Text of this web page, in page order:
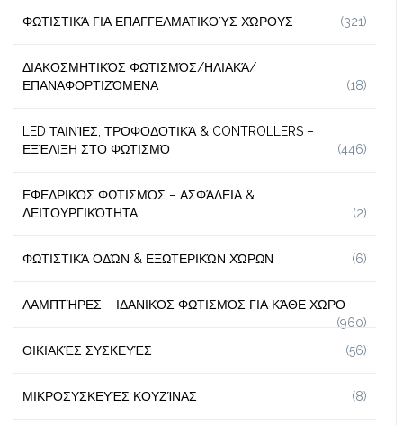
ΦΩΤΙΣΤΙΚΆ ΓΙΑ ΕΠΑΓΓΕΛΜΑΤΙΚΟΎΣ ΧΏΡΟΥΣ (321)
ΔΙΑΚΟΣΜΗΤΙΚΌΣ ΦΩΤΙΣΜΌΣ/ΗΛΙΑΚΆ/
ΕΠΑΝΑΦΟΡΤΙΖΌΜΕΝΑ
(18)
LED ΤΑΙΝΊΕΣ, ΤΡΟΦΟΔΟΤΙΚΆ & CONTROLLERS –
ΕΞΈΛΙΞΗ ΣΤΟ ΦΩΤΙΣΜΌ
(446)
ΕΦΕΔΡΙΚΌΣ ΦΩΤΙΣΜΌΣ – ΑΣΦΆΛΕΙΑ &
ΛΕΙΤΟΥΡΓΙΚΌΤΗΤΑ
(2)
ΦΩΤΙΣΤΙΚΆ ΟΔΏΝ & ΕΞΩΤΕΡΙΚΏΝ ΧΏΡΩΝ (6)
ΛΑΜΠΤΉΡΕΣ – ΙΔΑΝΙΚΌΣ ΦΩΤΙΣΜΌΣ ΓΙΑ ΚΆΘΕ ΧΏΡΟ
(960)
ΟΙΚΙΑΚΈΣ ΣΥΣΚΕΥΈΣ
(56)
ΜΙΚΡΟΣΥΣΚΕΥΈΣ ΚΟΥΖΊΝΑΣ (8)